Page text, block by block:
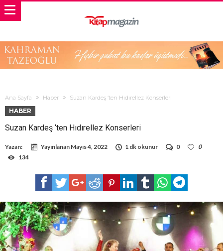
Ana Sayfa Haber Suzan Kardeş ‘ten Hıdırellez Konserleri
HABER
Suzan Kardeş ‘ten Hıdırellez Konserleri
Yazan: Yayınlanan Mayıs 4, 2022 1 dk okunur 0
0
134